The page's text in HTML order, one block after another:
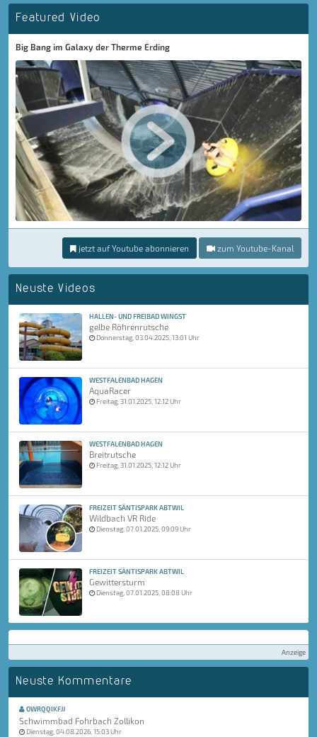
Featured Video
Big Bang im Galaxy der Therme Erding
jetzt auf Youtube abonnieren zum Youtube-Kanal
Neuste Videos
HALLEN- UND FREIBAD WINGST
gelbe Röhrenrutsche
Donnerstag, 03.04.2025, 13:01 Uhr
WESTFALENBAD HAGEN
AquaRacer
Freitag, 31.01.2025, 12:12 Uhr
WESTFALENBAD HAGEN
Breitrutsche
Freitag, 31.01.2025, 12:12 Uhr
FREIZEIT SÄNTISPARK ABTWIL
Wildbach VR Ride
Dienstag, 07.01.2025, 09:09 Uhr
FREIZEIT SÄNTISPARK ABTWIL
Gewittersturm
Dienstag, 07.01.2025, 08:08 Uhr
Anzeige
Neuste Kommentare
OWRQQIKFJJ
Schwimmbad Fohrbach Zollikon
Dienstag, 04.08.2026, 15:03 Uhr